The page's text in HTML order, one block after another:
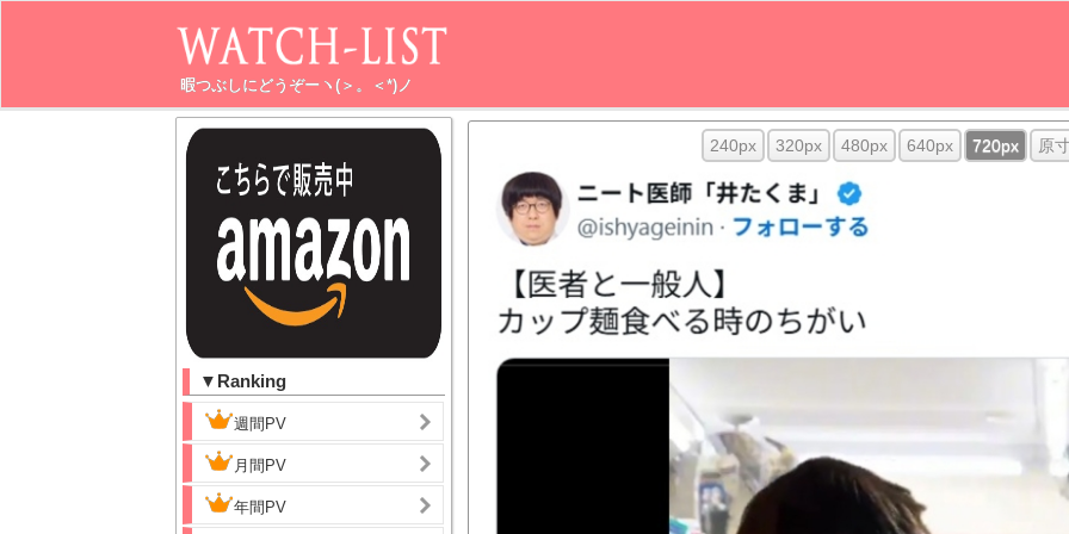
暇つぶしにどうぞーヽ(＞。＜*)ノ
▼Ranking
週間PV
月間PV
年間PV
240px 320px 480px 640px 720px 原